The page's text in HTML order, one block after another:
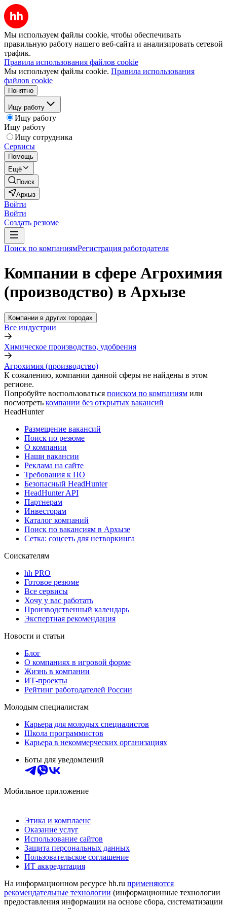
Мы используем файлы cookie, чтобы обеспечивать
правильную работу нашего веб-сайта и анализировать сетевой
трафик.
Правила использования файлов cookie
Мы используем файлы cookie. Правила использования
файлов cookie
Понятно
Ищу работу
Ищу работу
Ищу работу
Ищу сотрудника
Сервисы
Помощь
Ещё
Поиск
Архыз
Войти
Войти
Создать резюме
Поиск по компаниямРегистрация работодателя
Компании в сфере Агрохимия
(производство) в Архызе
Компании в других городах
Все индустрии
Химическое производство, удобрения
Агрохимия (производство)
К сожалению, компании данной сферы не найдены в этом
регионе.
Попробуйте воспользоваться поиском по компаниям или
посмотреть компании без открытых вакансий
HeadHunter
Размещение вакансий
Поиск по резюме
О компании
Наши вакансии
Реклама на сайте
Требования к ПО
Безопасный HeadHunter
HeadHunter API
Партнерам
Инвесторам
Каталог компаний
Поиск по вакансиям в Архызе
Сетка: соцсеть для нетворкинга
Соискателям
hh PRO
Готовое резюме
Все сервисы
Хочу у вас работать
Производственный календарь
Экспертная рекомендация
Новости и статьи
Блог
О компаниях в игровой форме
Жизнь в компании
ИТ-проекты
Рейтинг работодателей России
Молодым специалистам
Карьера для молодых специалистов
Школа программистов
Карьера в некоммерческих организациях
Боты для уведомлений
Мобильное приложение
Этика и комплаенс
Оказание услуг
Использование сайтов
Защита персональных данных
Пользовательское соглашение
ИТ аккредитация
На информационном ресурсе hh.ru применяются
рекомендательные технологии (информационные технологии
предоставления информации на основе сбора, систематизации